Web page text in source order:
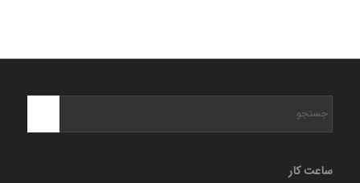
ساعت کار